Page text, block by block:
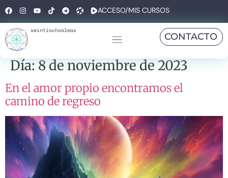
ACCESO/MIS CURSOS
veintiochoalmas
CONTACTO
Día:8 de noviembre de 2023
En el amor propio encontramos el
camino de regreso